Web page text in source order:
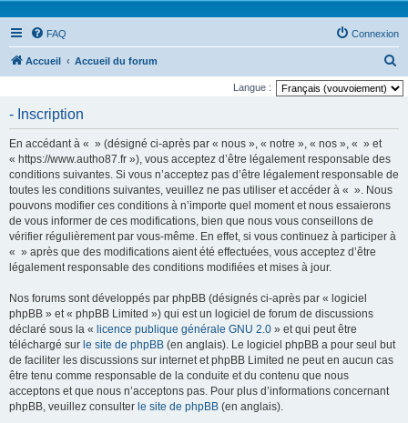
FAQ Connexion
Accueil Accueil du forum
e
Langue :
- Inscription
En accédant à « » (désigné ci-après par « nous », « notre », « nos », « » et
« https://www.autho87.fr »), vous acceptez d’être légalement responsable des
conditions suivantes. Si vous n’acceptez pas d’être légalement responsable de
toutes les conditions suivantes, veuillez ne pas utiliser et accéder à « ». Nous
pouvons modifier ces conditions à n’importe quel moment et nous essaierons
de vous informer de ces modifications, bien que nous vous conseillons de
vérifier régulièrement par vous-même. En effet, si vous continuez à participer à
« » après que des modifications aient été effectuées, vous acceptez d’être
légalement responsable des conditions modifiées et mises à jour.
Nos forums sont développés par phpBB (désignés ci-après par « logiciel
phpBB » et « phpBB Limited ») qui est un logiciel de forum de discussions
déclaré sous la « licence publique générale GNU 2.0 » et qui peut être
téléchargé sur le site de phpBB (en anglais). Le logiciel phpBB a pour seul but
de faciliter les discussions sur internet et phpBB Limited ne peut en aucun cas
être tenu comme responsable de la conduite et du contenu que nous
acceptons et que nous n’acceptons pas. Pour plus d’informations concernant
phpBB, veuillez consulter le site de phpBB (en anglais).